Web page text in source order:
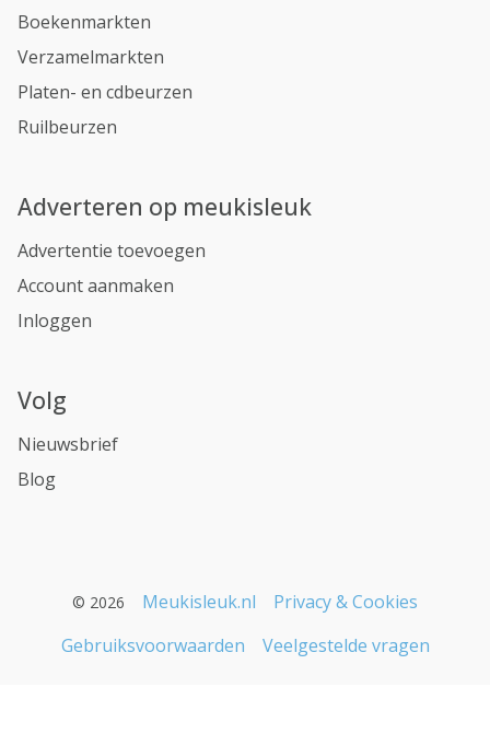
Boekenmarkten
Verzamelmarkten
Platen- en cdbeurzen
Ruilbeurzen
Adverteren op meukisleuk
Advertentie toevoegen
Account aanmaken
Inloggen
Volg
Nieuwsbrief
Blog
© 2026 Meukisleuk.nl
Privacy & Cookies
Gebruiksvoorwaarden
Veelgestelde vragen